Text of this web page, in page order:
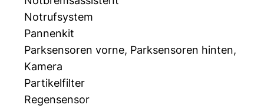
Notrufsystem
Pannenkit
Parksensoren vorne, Parksensoren hinten,
Kamera
Partikelfilter
Regensensor